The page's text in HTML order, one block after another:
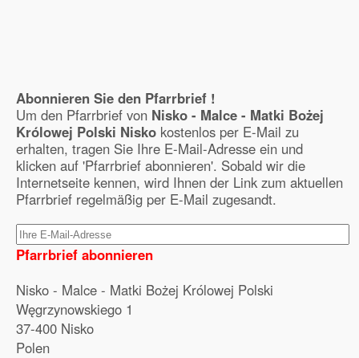
Abonnieren Sie den Pfarrbrief !
Um den Pfarrbrief von Nisko - Malce - Matki Bożej
Królowej Polski Nisko kostenlos per E-Mail zu
erhalten, tragen Sie Ihre E-Mail-Adresse ein und
klicken auf 'Pfarrbrief abonnieren'. Sobald wir die
Internetseite kennen, wird Ihnen der Link zum aktuellen
Pfarrbrief regelmäßig per E-Mail zugesandt.
Pfarrbrief abonnieren
Nisko - Malce - Matki Bożej Królowej Polski
Węgrzynowskiego 1
37-400 Nisko
Polen